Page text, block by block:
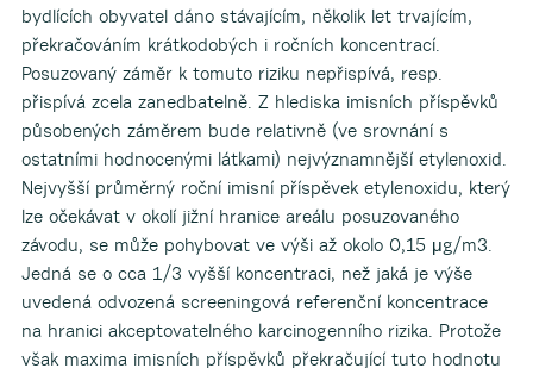
bydlících obyvatel dáno stávajícím, několik let trvajícím,
překračováním krátkodobých i ročních koncentrací.
Posuzovaný záměr k tomuto riziku nepřispívá, resp.
přispívá zcela zanedbatelně. Z hlediska imisních příspěvků
působených záměrem bude relativně (ve srovnání s
ostatními hodnocenými látkami) nejvýznamnější etylenoxid.
Nejvyšší průměrný roční imisní příspěvek etylenoxidu, který
lze očekávat v okolí jižní hranice areálu posuzovaného
závodu, se může pohybovat ve výši až okolo 0,15 μg/m3.
Jedná se o cca 1/3 vyšší koncentraci, než jaká je výše
uvedená odvozená screeningová referenční koncentrace
na hranici akceptovatelného karcinogenního rizika. Protože
však maxima imisních příspěvků překračující tuto hodnotu